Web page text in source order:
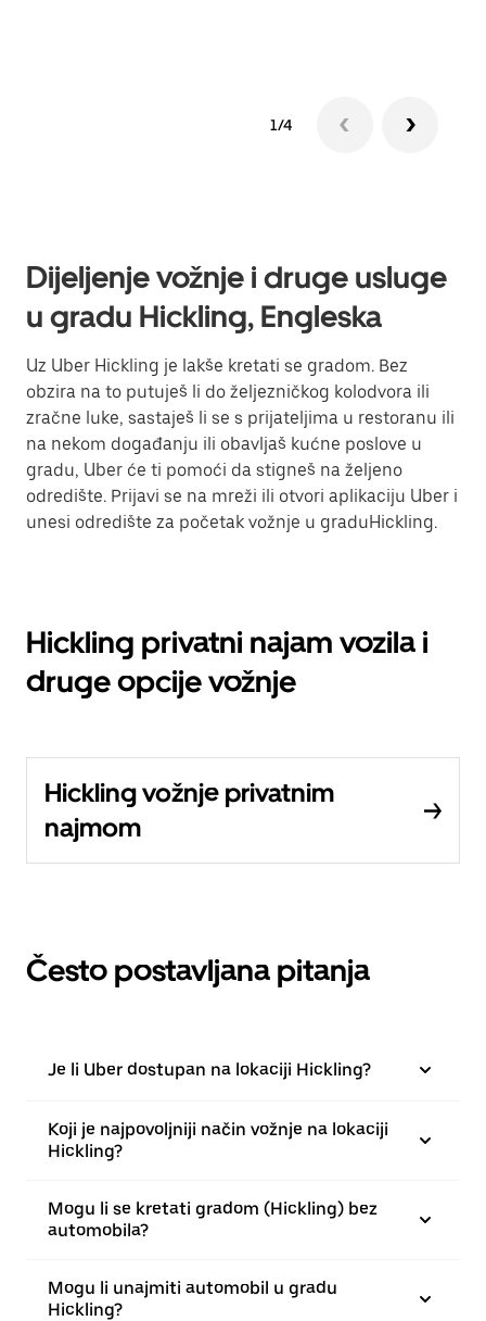
1/4
Dijeljenje vožnje i druge usluge
u gradu Hickling, Engleska
Uz Uber Hickling je lakše kretati se gradom. Bez
obzira na to putuješ li do željezničkog kolodvora ili
zračne luke, sastaješ li se s prijateljima u restoranu ili
na nekom događanju ili obavljaš kućne poslove u
gradu, Uber će ti pomoći da stigneš na željeno
odredište. Prijavi se na mreži ili otvori aplikaciju Uber i
unesi odredište za početak vožnje u graduHickling.
Hickling privatni najam vozila i
druge opcije vožnje
Hickling vožnje privatnim
najmom
Često postavljana pitanja
Je li Uber dostupan na lokaciji Hickling?
Koji je najpovoljniji način vožnje na lokaciji
Hickling?
Mogu li se kretati gradom (Hickling) bez
automobila?
Mogu li unajmiti automobil u gradu
Hickling?